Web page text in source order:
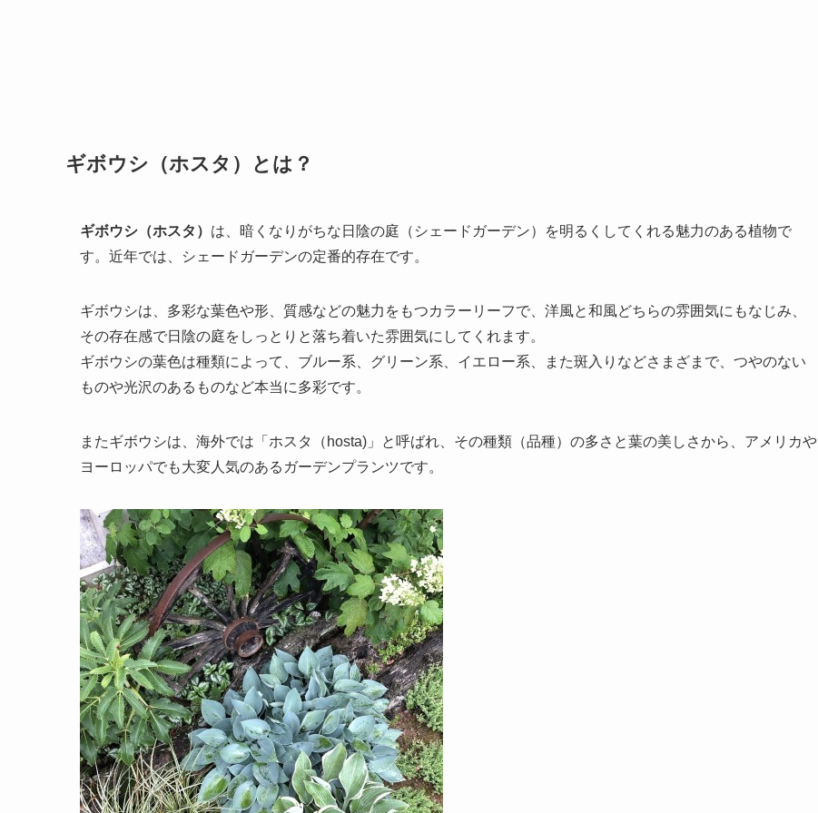
ギボウシ（ホスタ）とは？
ギボウシ（ホスタ） は、暗くなりがちな日陰の庭（シェードガーデン）を明るくしてくれる魅力のある植物で
す。近年では、シェードガーデンの定番的存在です。
ギボウシは、多彩な葉色や形、質感などの魅力をもつカラーリーフで、洋風と和風どちらの雰囲気にもなじみ、
その存在感で日陰の庭をしっとりと落ち着いた雰囲気にしてくれます。
ギボウシの葉色は種類によって、ブルー系、グリーン系、イエロー系、また斑入りなどさまざまで、つやのない
ものや光沢のあるものなど本当に多彩です。
またギボウシは、海外では「ホスタ（hosta)」と呼ばれ、その種類（品種）の多さと葉の美しさから、アメリカや
ヨーロッパでも大変人気のあるガーデンプランツです。